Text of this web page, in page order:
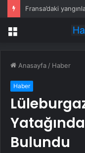
Fransa’daki
Menü
Anasayfa / Haber
Haber
Bulundu